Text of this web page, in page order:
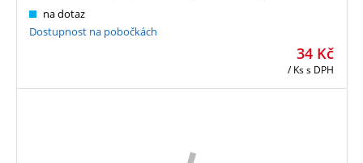
34 Kč
/ Kss DPH
na dotaz
Dostupnost na pobočkách